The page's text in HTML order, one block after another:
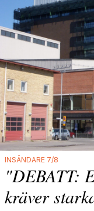
INSÄNDARE 7/8
"DEBATT:
kräver